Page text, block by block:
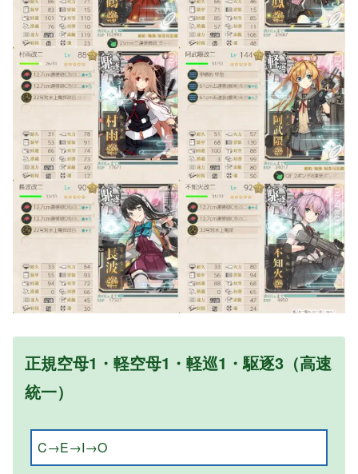
正規空母1・軽空母1・軽巡1・駆逐3（高速
統一）
C→E→I→O